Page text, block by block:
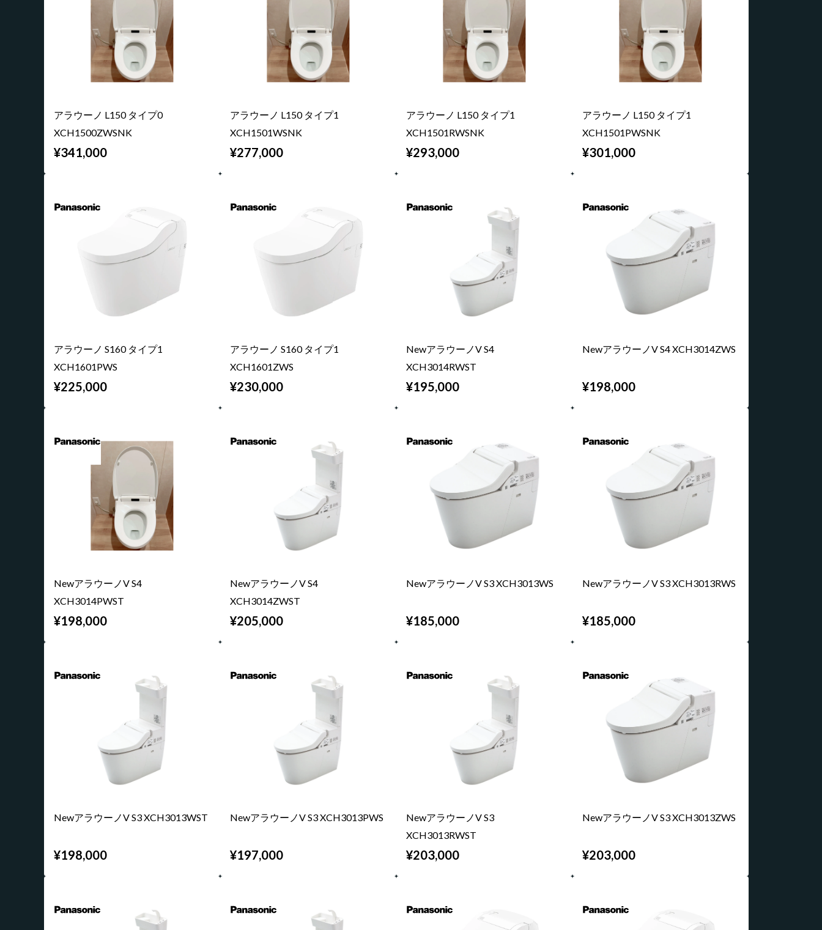
アラウーノ L150 タイプ0
XCH1500ZWSNK
¥341,000
アラウーノ L150 タイプ1
XCH1501WSNK
¥277,000
アラウーノ L150 タイプ1
XCH1501RWSNK
¥293,000
アラウーノ L150 タイプ1
XCH1501PWSNK
¥301,000
アラウーノ S160 タイプ1
XCH1601PWS
¥225,000
アラウーノ S160 タイプ1
XCH1601ZWS
¥230,000
NewアラウーノV S4
XCH3014RWST
¥195,000
NewアラウーノV S4 XCH3014ZWS
¥198,000
NewアラウーノV S4
XCH3014PWST
¥198,000
NewアラウーノV S4
XCH3014ZWST
¥205,000
NewアラウーノV S3 XCH3013WS
¥185,000
NewアラウーノV S3 XCH3013RWS
¥185,000
NewアラウーノV S3 XCH3013WST
¥198,000
NewアラウーノV S3 XCH3013PWS
¥197,000
NewアラウーノV S3
XCH3013RWST
¥203,000
NewアラウーノV S3 XCH3013ZWS
¥203,000